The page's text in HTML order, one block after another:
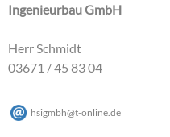
Ingenieurbau GmbH
Herr Schmidt
03671 / 45 83 04
hsigmbh@t-online de